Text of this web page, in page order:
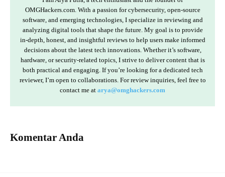
OMGHackers.com. With a passion for cybersecurity, open-source
software, and emerging technologies, I specialize in reviewing and
analyzing digital tools that shape the future. My goal is to provide
in-depth, honest, and insightful reviews to help users make informed
decisions about the latest tech innovations. Whether it’s software,
hardware, or security-related topics, I strive to deliver content that is
both practical and engaging. If you’re looking for a dedicated tech
reviewer, I’m open to collaborations. For review inquiries, feel free to
contact me at arya@omghackers.com
Komentar Anda